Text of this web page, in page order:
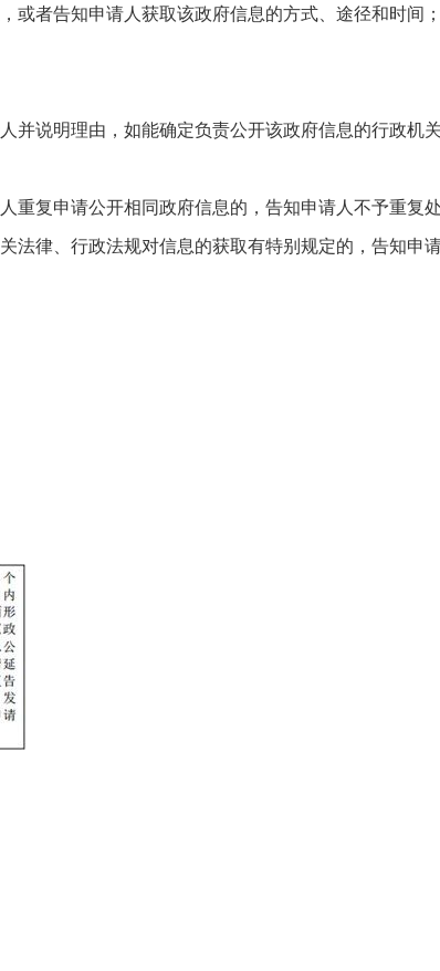
或者告知申请人获取该政府信息的方式、途径和时间；
并说明理由，如能确定负责公开该政府信息的行政机
重复申请公开相同政府信息的，告知申请人不予重复处
法律、行政法规对信息的获取有特别规定的，告知申